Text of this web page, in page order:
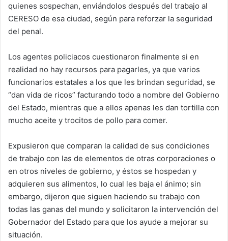
quienes sospechan, enviándolos después del trabajo al
CERESO de esa ciudad, según para reforzar la seguridad
del penal.
Los agentes policiacos cuestionaron finalmente si en
realidad no hay recursos para pagarles, ya que varios
funcionarios estatales a los que les brindan seguridad, se
“dan vida de ricos” facturando todo a nombre del Gobierno
del Estado, mientras que a ellos apenas les dan tortilla con
mucho aceite y trocitos de pollo para comer.
Expusieron que comparan la calidad de sus condiciones
de trabajo con las de elementos de otras corporaciones o
en otros niveles de gobierno, y éstos se hospedan y
adquieren sus alimentos, lo cual les baja el ánimo; sin
embargo, dijeron que siguen haciendo su trabajo con
todas las ganas del mundo y solicitaron la intervención del
Gobernador del Estado para que los ayude a mejorar su
situación.